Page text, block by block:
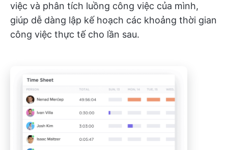
việc và phân tích luồng công việc của mình,
giúp dễ dàng lập kế hoạch các khoảng thời gian
công việc thực tế cho lần sau.